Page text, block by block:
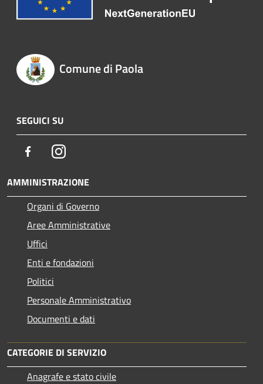
Comune di Paola
SEGUICI SU
FacebookInstagram
AMMINISTRAZIONE
Organi di Governo
Aree Amministrative
Uffici
Enti e fondazioni
Politici
Personale Amministrativo
Documenti e dati
CATEGORIE DI SERVIZIO
Anagrafe e stato civile